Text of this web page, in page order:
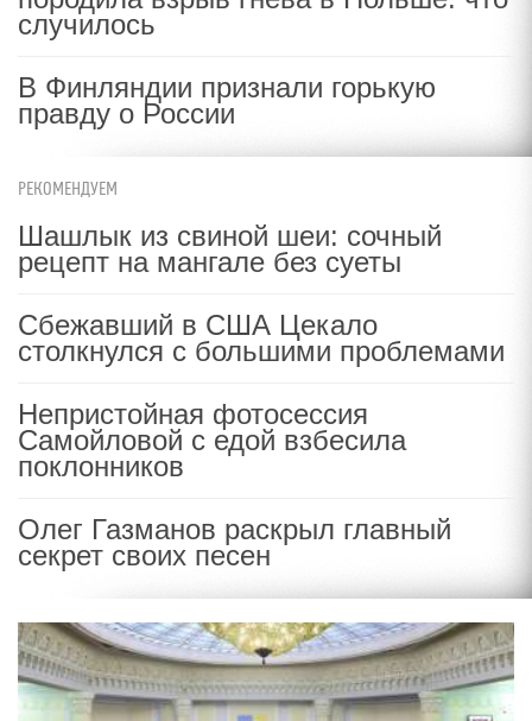
случилось
В Финляндии признали горькую
правду о России
РЕКОМЕНДУЕМ
Шашлык из свиной шеи: сочный
рецепт на мангале без суеты
Сбежавший в США Цекало
столкнулся с большими проблемами
Непристойная фотосессия
Самойловой с едой взбесила
поклонников
Олег Газманов раскрыл главный
секрет своих песен